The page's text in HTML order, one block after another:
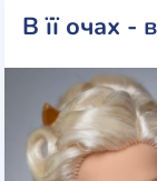
В її очах -